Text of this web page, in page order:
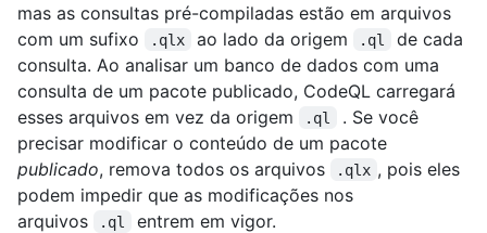
mas as consultas pré-compiladas estão em arquivos
com um sufixo
.qlx ao lado da origem .ql
de cada
consulta. Ao analisar um banco de dados com uma
consulta de um pacote publicado, CodeQL carregará
esses arquivos em vez da origem
.ql
. Se você
precisar modificar o conteúdo de um pacote
publicado, remova todos os arquivos .qlx , pois eles
podem impedir que as modificações nos
arquivos
.ql entrem em vigor.